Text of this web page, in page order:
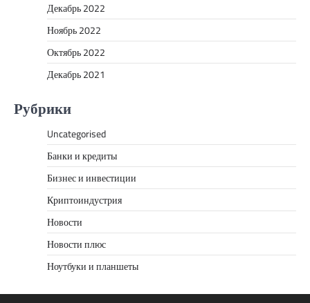
Декабрь 2022
Ноябрь 2022
Октябрь 2022
Декабрь 2021
Рубрики
Uncategorised
Банки и кредиты
Бизнес и инвестиции
Криптоиндустрия
Новости
Новости плюс
Ноутбуки и планшеты